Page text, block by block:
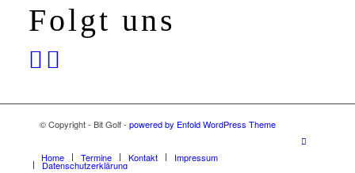
Folgt uns
© Copyright - Bit Golf - powered by Enfold WordPress Theme
Home Termine Kontakt Impressum
Datenschutzerklärung